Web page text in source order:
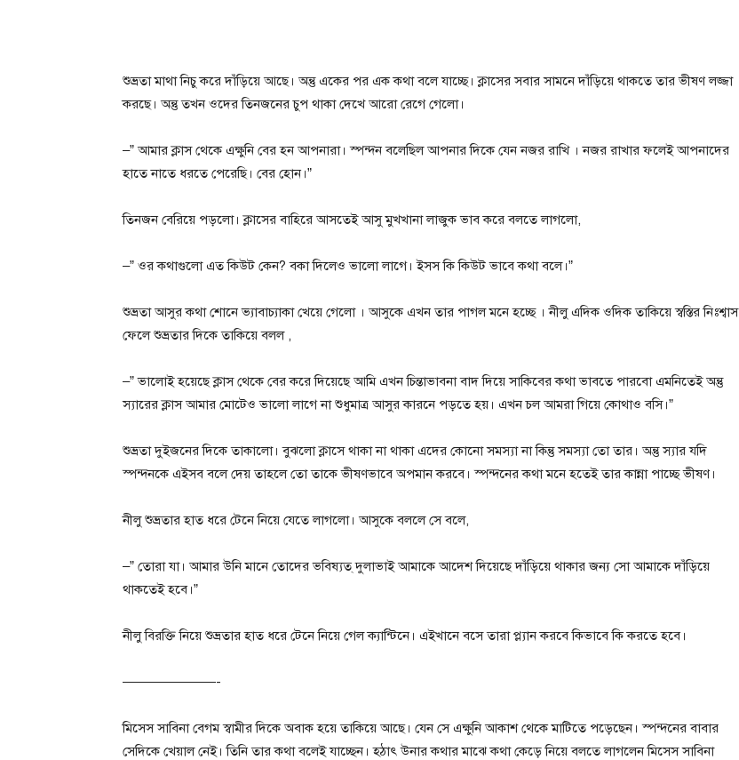
শুভ্রতা মাথা নিচু করে দাঁড়িয়ে আছে। অন্তু একের পর এক কথা বলে যাচ্ছে। ক্লাসের সবার সামনে দাঁড়িয়ে থাকতে তার ভীষণ লজ্জা
করছে। অন্তু তখন ওদের তিনজনের চুপ থাকা দেখে আরো রেগে গেলো।
–” আমার ক্লাস থেকে এক্ষুনি বের হন আপনারা। স্পন্দন বলেছিল আপনার দিকে যেন নজর রাখি । নজর রাখার ফলেই আপনাদের
হাতে নাতে ধরতে পেরেছি। বের হোন।”
তিনজন বেরিয়ে পড়লো। ক্লাসের বাহিরে আসতেই আসু মুখখানা লাজুক ভাব করে বলতে লাগলো,
–” ওর কথাগুলো এত কিউট কেন? বকা দিলেও ভালো লাগে। ইসস কি কিউট ভাবে কথা বলে।”
শুভ্রতা আসুর কথা শোনে ভ্যাবাচ্যাকা খেয়ে গেলো । আসুকে এখন তার পাগল মনে হচ্ছে । নীলু এদিক ওদিক তাকিয়ে স্বস্তির নিঃশ্বাস
ফেলে শুভ্রতার দিকে তাকিয়ে বলল ,
–” ভালোই হয়েছে ক্লাস থেকে বের করে দিয়েছে আমি এখন চিন্তাভাবনা বাদ দিয়ে সাকিবের কথা ভাবতে পারবো এমনিতেই অন্তু
স্যারের ক্লাস আমার মোটেও ভালো লাগে না শুধুমাত্র আসুর কারনে পড়তে হয়। এখন চল আমরা গিয়ে কোথাও বসি।”
শুভ্রতা দুইজনের দিকে তাকালো। বুঝলো ক্লাসে থাকা না থাকা এদের কোনো সমস্যা না কিন্তু সমস্যা তো তার। অন্তু স্যার যদি
স্পন্দনকে এইসব বলে দেয় তাহলে তো তাকে ভীষণভাবে অপমান করবে। স্পন্দনের কথা মনে হতেই তার কান্না পাচ্ছে ভীষণ।
নীলু শুভ্রতার হাত ধরে টেনে নিয়ে যেতে লাগলো। আসুকে বললে সে বলে,
–” তোরা যা। আমার উনি মানে তোদের ভবিষ্যত্ দুলাভাই আমাকে আদেশ দিয়েছে দাঁড়িয়ে থাকার জন্য সো আমাকে দাঁড়িয়ে
থাকতেই হবে।”
নীলু বিরক্তি নিয়ে শুভ্রতার হাত ধরে টেনে নিয়ে গেল ক্যান্টিনে। এইখানে বসে তারা প্ল্যান করবে কিভাবে কি করতে হবে।
———————-
মিসেস সাবিনা বেগম স্বামীর দিকে অবাক হয়ে তাকিয়ে আছে। যেন সে এক্ষুনি আকাশ থেকে মাটিতে পড়েছেন। স্পন্দনের বাবার
সেদিকে খেয়াল নেই। তিনি তার কথা বলেই যাচ্ছেন। হঠাৎ উনার কথার মাঝে কথা কেড়ে নিয়ে বলতে লাগলেন মিসেস সাবিনা